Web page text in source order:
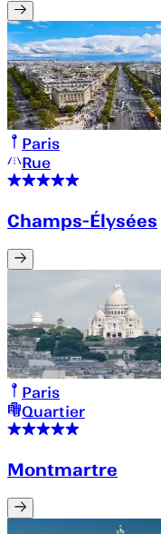
Paris
Rue
Champs-Élysées
Paris
Quartier
Montmartre